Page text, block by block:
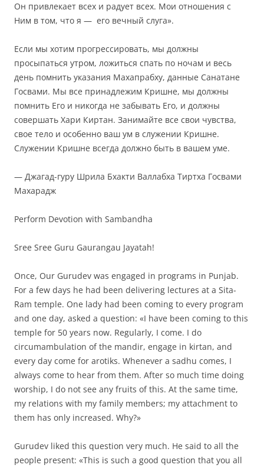
Он привлекает всех и радует всех. Мои отношения с
Ним в том, что я — его вечный слуга».
Если мы хотим прогрессировать, мы должны
просыпаться утром, ложиться спать по ночам и весь
день помнить указания Махапрабху, данные Санатане
Госвами. Мы все принадлежим Кришне, мы должны
помнить Его и никогда не забывать Его, и должны
совершать Хари Киртан. Занимайте все свои чувства,
свое тело и особенно ваш ум в служении Кришне.
Служении Кришне всегда должно быть в вашем уме.
— Джагад-гуру Шрила Бхакти Валлабха Тиртха Госвами
Махарадж
Perform Devotion with Sambandha
Sree Sree Guru Gaurangau Jayatah!
Once, Our Gurudev was engaged in programs in Punjab.
For a few days he had been delivering lectures at a Sita-
Ram temple. One lady had been coming to every program
and one day, asked a question: «I have been coming to this
temple for 50 years now. Regularly, I come. I do
circumambulation of the mandir, engage in kirtan, and
every day come for arotiks. Whenever a sadhu comes, I
always come to hear from them. After so much time doing
worship, I do not see any fruits of this. At the same time,
my relations with my family members; my attachment to
them has only increased. Why?»
Gurudev liked this question very much. He said to all the
people present: «This is such a good question that you all